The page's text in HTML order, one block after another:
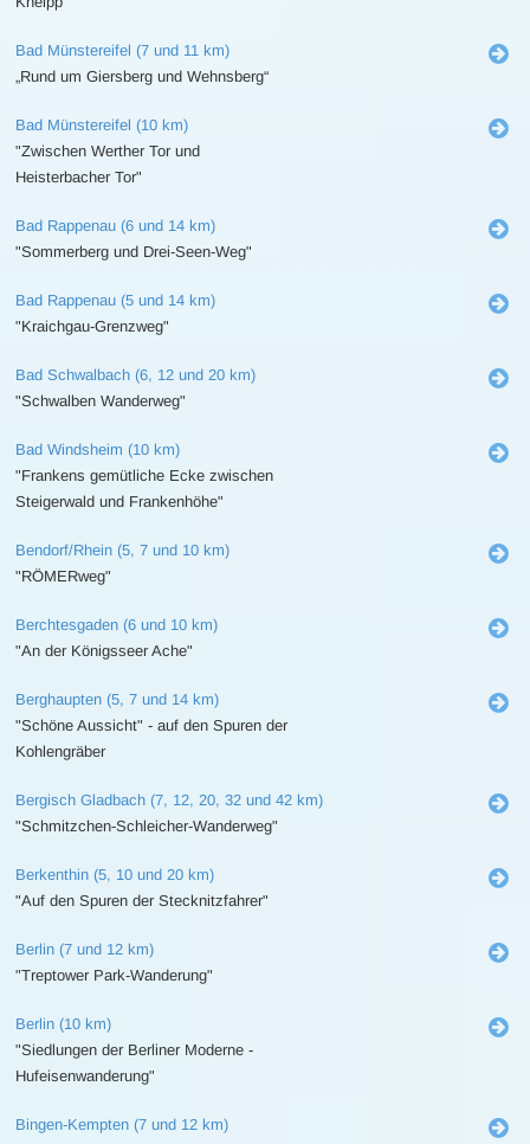
Bad Münstereifel (7 und 11 km)
„Rund um Giersberg und Wehnsberg“
Bad Münstereifel (10 km)
"Zwischen Werther Tor und
Heisterbacher Tor"
Bad Rappenau (6 und 14 km)
"Sommerberg und Drei-Seen-Weg"
Bad Rappenau (5 und 14 km)
"Kraichgau-Grenzweg"
Bad Schwalbach (6, 12 und 20 km)
"Schwalben Wanderweg"
Bad Windsheim (10 km)
"Frankens gemütliche Ecke zwischen
Steigerwald und Frankenhöhe"
Bendorf/Rhein (5, 7 und 10 km)
"RÖMERweg"
Berchtesgaden (6 und 10 km)
"An der Königsseer Ache"
Berghaupten (5, 7 und 14 km)
"Schöne Aussicht" - auf den Spuren der
Kohlengräber
Bergisch Gladbach (7, 12, 20, 32 und 42 km)
"Schmitzchen-Schleicher-Wanderweg"
Berkenthin (5, 10 und 20 km)
"Auf den Spuren der Stecknitzfahrer"
Berlin (7 und 12 km)
"Treptower Park-Wanderung"
Berlin (10 km)
"Siedlungen der Berliner Moderne -
Hufeisenwanderung"
Bingen-Kempten (7 und 12 km)